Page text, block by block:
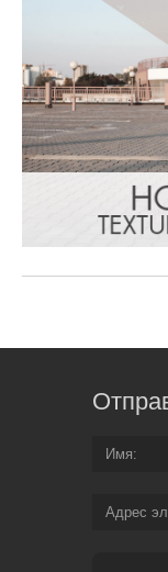
Имя
Адрес